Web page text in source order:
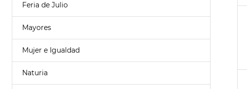
Feria de Julio
Mayores
Mujer e Igualdad
Naturia